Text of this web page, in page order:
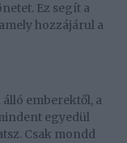
Ez segít a
hozzájárul a
emberektől, a
egyedül
Csak mondd